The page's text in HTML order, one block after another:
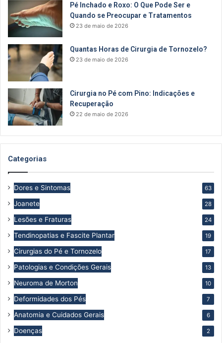
Pé Inchado e Roxo: O Que Pode Ser e
Quando se Preocupar e Tratamentos
23 de maio de 2026
Quantas Horas de Cirurgia de Tornozelo?
23 de maio de 2026
Cirurgia no Pé com Pino: Indicações e
Recuperação
22 de maio de 2026
Categorias
Dores e Sintomas 63
Joanete 28
Lesões e Fraturas 24
Tendinopatias e Fascite Plantar 19
Cirurgias do Pé e Tornozelo 17
Patologias e Condições Gerais 13
Neuroma de Morton 10
Deformidades dos Pés 7
Anatomia e Cuidados Gerais 6
Doenças 2